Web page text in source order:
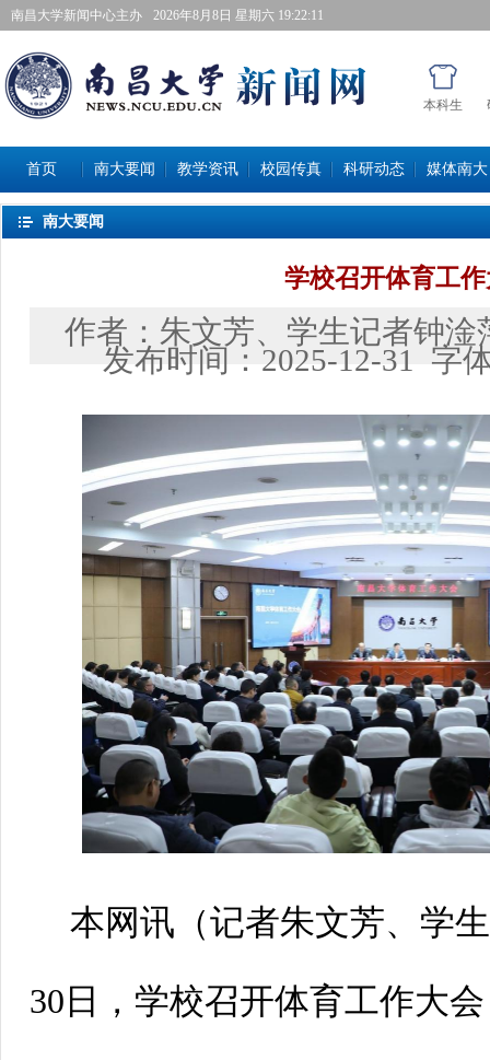
南昌大学新闻中心主办 2026年8月8日星期六 19:22:12
本科生
首页 南大要闻 教学资讯 校园传真 科研动态 媒体南大
南大要闻
学校召开体育工
作者： 朱文芳、学生记者钟淦
发布时间： 2025-12-31 字
本网讯 （记者朱文芳、学
30日，学校召开体育工作大